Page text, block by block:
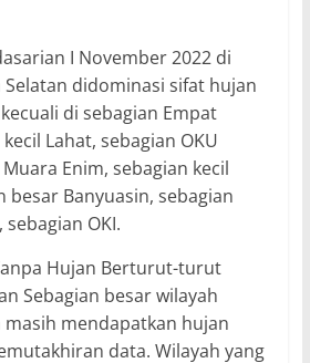
I November 2022 di
didominasi sifat hujan
di sebagian Empat
Lahat, sebagian OKU
Enim, sebagian kecil
besar Banyuasin, sebagian
OKI.
Hujan Berturut-turut
Sebagian besar wilayah
masih mendapatkan hujan
data. Wilayah yang